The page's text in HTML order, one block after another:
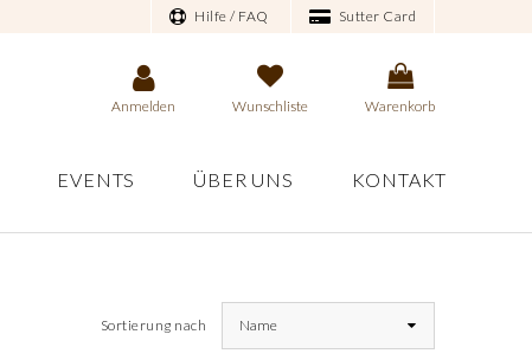
Hilfe / FAQ Sutter Card
Anmelden Wunschliste Warenkorb
EVENTS ÜBER UNS KONTAKT
Sortierung nach Name